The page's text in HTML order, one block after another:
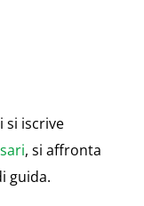
si iscrive
, si affronta
guida.